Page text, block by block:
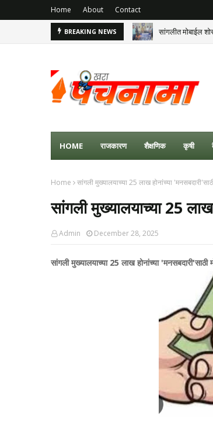
Home About Contact
BREAKING NEWS सांगलीत मोबाईल
HOME राजकारण शैक्षणिक कृषी
Home सांगली मुख्यालयाच्या 25 लाख होनांच्या
सांगली मुख्यालयाच्या 25 लाख
Admin December 28, 2025
सांगली मुख्यालयाच्या 25 लाख होनांच्या 'मनसबदारी'साठी